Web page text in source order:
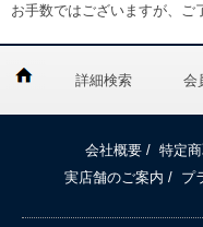
お手数ではございますが、ご
詳細検索 会
会社概要 / 特定
実店舗のご案内 / プ